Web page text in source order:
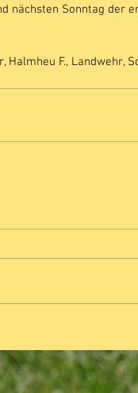
nächsten Sonntag der
Halmheu F., Landwehr,